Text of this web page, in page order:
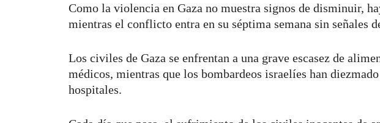
Como la violencia en Gaza no muestra signos de disminuir,
mientras el conflicto entra en su séptima semana sin señales
Los civiles de Gaza se enfrentan a una grave escasez de
médicos, mientras que los bombardeos israelíes han
hospitales.